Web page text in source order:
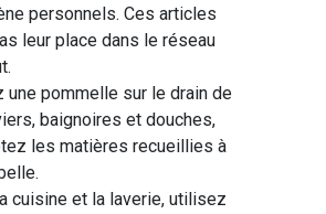
personnels. Ces articles
leur place dans le réseau
une pommelle sur le drain de
baignoires et douches,
les matières recueillies à
cuisine et la laverie, utilisez